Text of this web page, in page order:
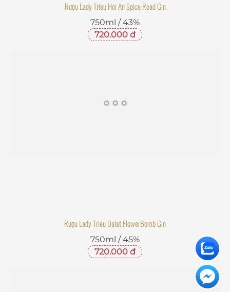
Rượu Lady Trieu Hoi An Spice Road Gin
750ml / 43%
720.000 đ
Rượu Lady Trieu Dalat FlowerBomb Gin
750ml / 45%
720.000 đ